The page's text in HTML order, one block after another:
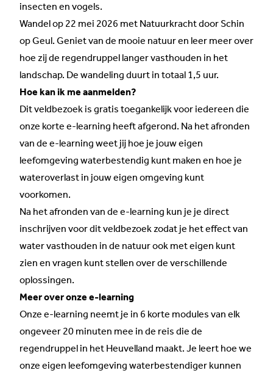
insecten en vogels.
Wandel op 22 mei 2026 met Natuurkracht door Schin
op Geul. Geniet van de mooie natuur en leer meer over
hoe zij de regendruppel langer vasthouden in het
landschap. De wandeling duurt in totaal 1,5 uur.
Hoe kan ik me aanmelden?
Dit veldbezoek is gratis toegankelijk voor iedereen die
onze korte e-learning heeft afgerond. Na het afronden
van de e-learning weet jij hoe je jouw eigen
leefomgeving waterbestendig kunt maken en hoe je
wateroverlast in jouw eigen omgeving kunt
voorkomen.
Na het afronden van de e-learning kun je je direct
inschrijven voor dit veldbezoek zodat je het effect van
water vasthouden in de natuur ook met eigen kunt
zien en vragen kunt stellen over de verschillende
oplossingen.
Meer over onze e-learning
Onze e-learning neemt je in 6 korte modules van elk
ongeveer 20 minuten mee in de reis die de
regendruppel in het Heuvelland maakt. Je leert hoe we
onze eigen leefomgeving waterbestendiger kunnen